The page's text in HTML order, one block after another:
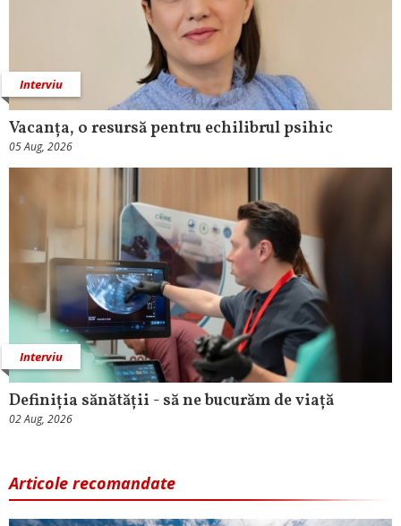
Interviu
Vacanța, o resursă pentru echilibrul psihic
05 Aug, 2026
Interviu
Definiția sănătății - să ne bucurăm de viață
02 Aug, 2026
Articole recomandate